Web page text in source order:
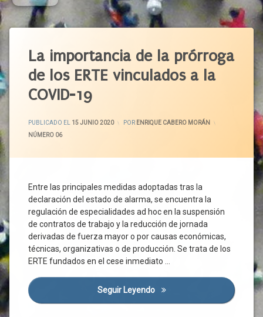
La importancia de la prórroga
de los ERTE vinculados a la
COVID-19
PUBLICADO EL 15 JUNIO 2020
16 JUNIO 2020
POR ENRIQUE CABERO MORÁN
CATEGORÍAS:
NÚMERO 06
Entre las principales medidas adoptadas tras la
declaración del estado de alarma, se encuentra la
regulación de especialidades ad hoc en la suspensión
de contratos de trabajo y la reducción de jornada
derivadas de fuerza mayor o por causas económicas,
técnicas, organizativas o de producción. Se trata de los
ERTE fundados en el cese inmediato …
Seguir Leyendo La Importancia De La
CCOO
CEPYME
Cese De
Comisión
Tripartita
19
Crisis
Sanitaria
Desempleo
Despido
Emergencia
Sanitaria
Empleo